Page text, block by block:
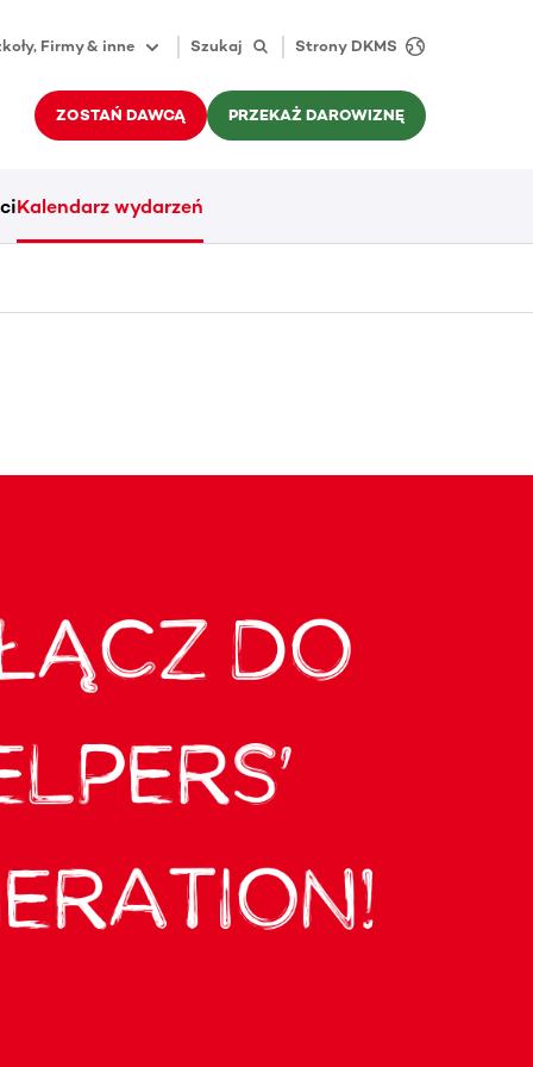
Firmy & inne Szukaj Strony DKMS
ZOSTAŃ DAWCĄ PRZEKAŻ DAROWIZNĘ
Kalendarz wydarzeń